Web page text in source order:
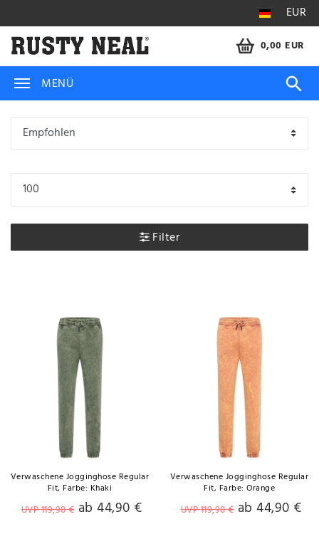
EUR
0,00 EUR
MENÜ
Filter
Verwaschene Jogginghose Regular
Fit, Farbe: Khaki
UVP 119,90 € ab 44,90 €
Verwaschene Jogginghose Regular
Fit, Farbe: Orange
UVP 119,90 € ab 44,90 €